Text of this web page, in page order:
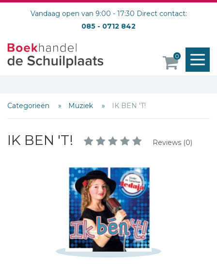
Vandaag open van 9:00 - 17:30 Direct contact:
085 - 0712 842
0
Categorieën Muziek IK BEN 'T!
IK BEN 'T! Reviews (0)